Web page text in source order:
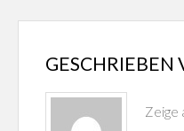
GESCHRIEBEN
Zeige